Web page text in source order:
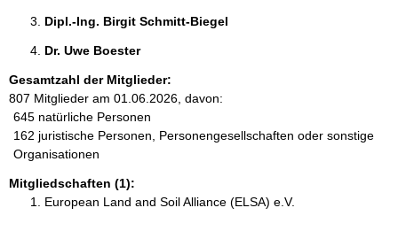
Dipl.-Ing. Birgit Schmitt-Biegel
Dr. Uwe Boester
Gesamtzahl der Mitglieder:
807 Mitglieder am 01.06.2026, davon:
645 natürliche Personen
162 juristische Personen, Personengesellschaften oder sonstige
Organisationen
Mitgliedschaften (1):
European Land and Soil Alliance (ELSA) e.V.